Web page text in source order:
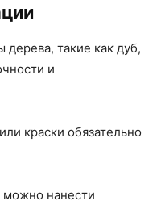
такие как дуб,
и
краски обязательно
нанести